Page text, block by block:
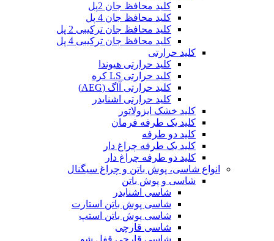
کلید محافظ جان 2پل
کلید محافظ جان 4 پل
کلید محافظ جان ترکیبی 2 پل
کلید محافظ جان ترکیبی 4 پل
کلید حرارتی
کلید حرارتی هیوندا
کلید حرارتی LS کره
کلید حرارتی آاگ (AEG)
کلید حرارتی اشنایدر
کلید خشک ایزولاتور
کلید یک طرفه فرمان
کلید دو طرفه
کلید یک طرفه چراغ دار
کلید دو طرفه چراغ دار
انواع شاسی، پوش باتن و چراغ سیگنال
شاسی و پوش باتن
شاسی اشنایدر
شاسی پوش باتن استارت
شاسی پوش باتن استپ
شاسی قارچی
شاسی قارچی قفل شو